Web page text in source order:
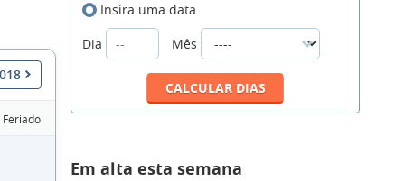
Feriado
Insira uma data
Dia
Mês
Em alta esta semana